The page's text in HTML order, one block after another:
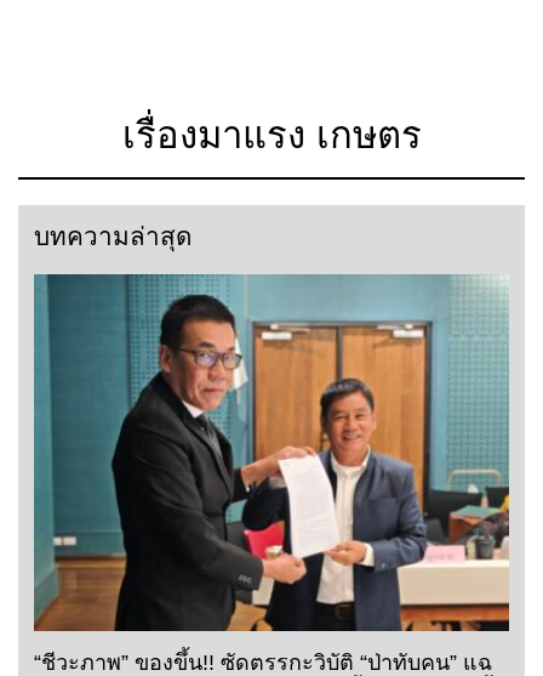
เรื่องมาแรง เกษตร
บทความล่าสุด
“ชีวะภาพ” ของขึ้น!! ซัดตรรกะวิบัติ “ป่าทับคน” แฉ